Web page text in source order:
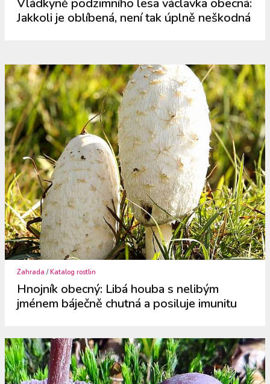
Vládkyně podzimního lesa václavka obecná:
Jakkoli je oblíbená, není tak úplně neškodná
Zahrada /Katalog rostlin
Hnojník obecný: Libá houba s nelibým
jménem báječně chutná a posiluje imunitu